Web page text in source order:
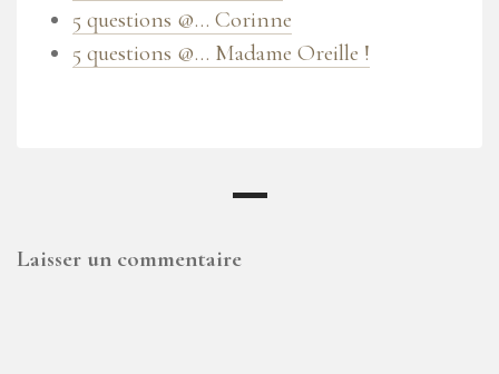
5 questions @… Corinne
5 questions @… Madame Oreille !
Laisser un commentaire